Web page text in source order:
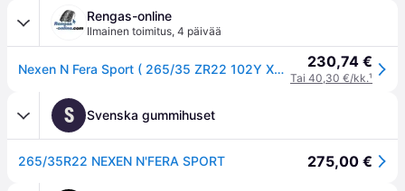
Rengas-online
Ilmainen toimitus, 4 päivää
Nexen N Fera Sport ( 265/35 ZR22 102Y XL 4PR RPB ) 230,74 €
Tai 40,30 €/kk.¹
S Svenska gummihuset
265/35R22 NEXEN N'FERA SPORT 275,00 €